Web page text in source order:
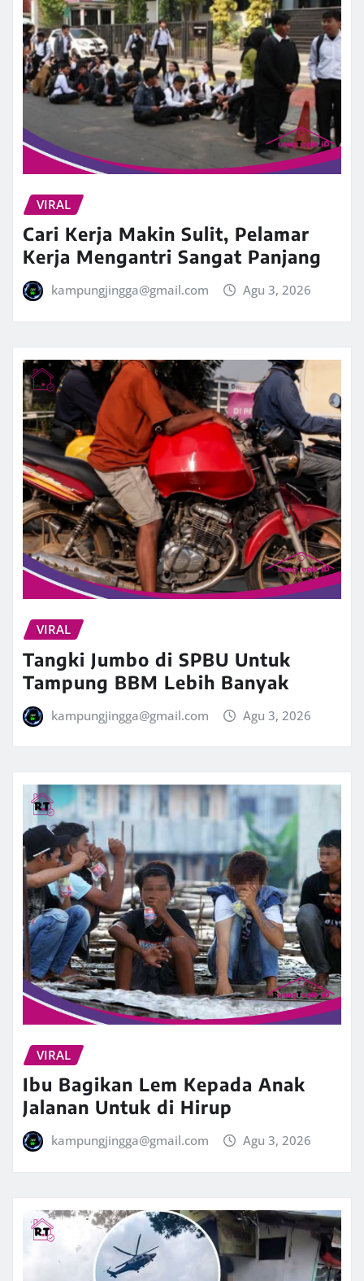
VIRAL
Cari Kerja Makin Sulit, Pelamar
Kerja Mengantri Sangat Panjang
kampungjingga@gmail.com Agu 3, 2026
VIRAL
Tangki Jumbo di SPBU Untuk
Tampung BBM Lebih Banyak
kampungjingga@gmail.com Agu 3, 2026
VIRAL
Ibu Bagikan Lem Kepada Anak
Jalanan Untuk di Hirup
kampungjingga@gmail.com Agu 3, 2026